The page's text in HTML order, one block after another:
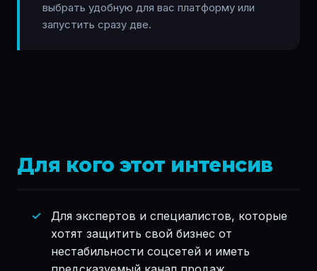
выбрать удобную для вас платформу или
запустить сразу две.
Для кого этот интенсив
Для экспертов и специалистов, которые
хотят защитить свой бизнес от
нестабильности соцсетей и иметь